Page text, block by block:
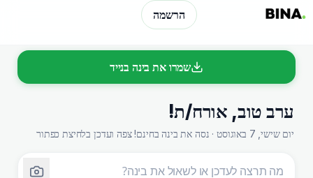
הרשמה
שמרו את בינה בנייד
ערב טוב, אורח/ת!
יום שישי, 7 באוגוסט · נסה את בינה בחינם! צפה ועדכן בלחיצת כפתור